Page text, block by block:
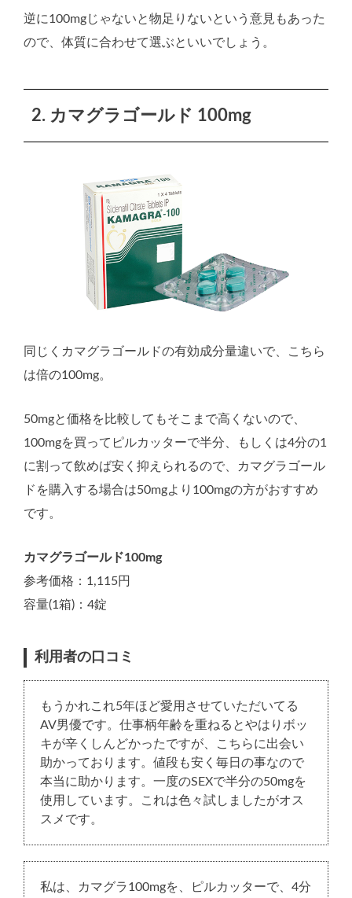
逆に100mgじゃないと物足りないという意見もあった
ので、体質に合わせて選ぶといいでしょう。
2. カマグラゴールド 100mg
同じくカマグラゴールドの有効成分量違いで、こちら
は倍の100mg。
50mgと価格を比較してもそこまで高くないので、
100mgを買ってピルカッターで半分、もしくは4分の1
に割って飲めば安く抑えられるので、カマグラゴール
ドを購入する場合は50mgより100mgの方がおすすめ
です。
カマグラゴールド100mg
参考価格：1,115円
容量(1箱)：4錠
利用者の口コミ
もうかれこれ5年ほど愛用させていただいてる
AV男優です。仕事柄年齢を重ねるとやはりボッ
キが辛くしんどかったですが、こちらに出会い
助かっております。値段も安く毎日の事なので
本当に助かります。一度のSEXで半分の50mgを
使用しています。これは色々試しましたがオス
スメです。
私は、カマグラ100mgを、ピルカッターで、4分